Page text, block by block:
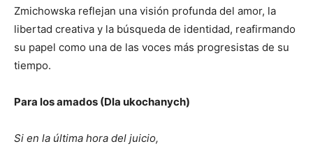
Zmichowska reflejan una visión profunda del amor, la
libertad creativa y la búsqueda de identidad, reafirmando
su papel como una de las voces más progresistas de su
tiempo.
Para los amados (Dla ukochanych)
Si en la última hora del juicio,